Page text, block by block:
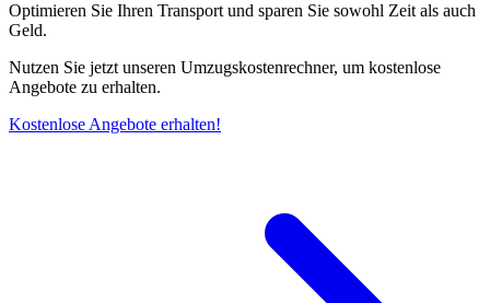
Optimieren Sie Ihren Transport und sparen Sie sowohl Zeit als auch
Geld.
Nutzen Sie jetzt unseren Umzugskostenrechner, um kostenlose
Angebote zu erhalten.
Kostenlose Angebote erhalten!